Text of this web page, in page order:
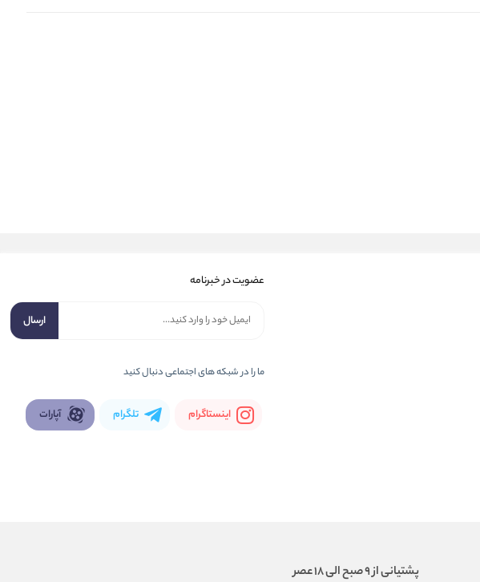
عضویت در خبرنامه
ارسال
ما را در شبكه های اجتماعی دنبال کنید
اینستاگرام تلگرام آپارات
پشتیانی از 9 صبح الی 18 عصر